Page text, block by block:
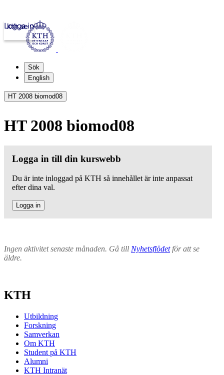
kth.se
Logga in
Sök
English
HT 2008 biomod08
HT 2008 biomod08
Logga in till din kurswebb
Du är inte inloggad på KTH så innehållet är inte anpassat
efter dina val.
Logga in
Ingen aktivitet senaste månaden. Gå till Nyhetsflödetför att se
äldre.
KTH
Utbildning
Forskning
Samverkan
Om KTH
Student på KTH
Alumni
KTH Intranät